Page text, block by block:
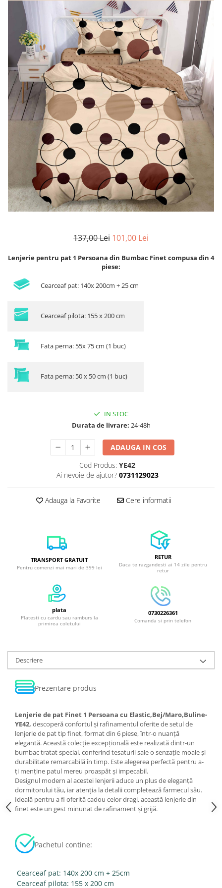
Lenjerii de pat Bumbac 100%
Lenjerii de pat Cocolino
Lenjerii de pat Finet + 2 Draperii
Lenjerii de pat Saten 4 piese cu
elastic
137,00 Lei 101,00 Lei
Lenjerie pentru pat 1 Persoana din Bumbac Finet compusa din 4
piese:
Cearceaf pat: 140x 200cm + 25 cm
Cearceaf pilota: 155 x 200 cm
Fata perna: 55x 75 cm (1 buc)
Fata perna: 50 x 50 cm (1 buc)
IN STOC
Durata de livrare: 24-48h
ADAUGA IN COS
Cod Produs: YE42
Ai nevoie de ajutor? 0731129023
Adauga la Favorite Cere informatii
TRANSPORT GRATUIT
Pentru comenzi mai mari de 399 lei
RETUR
Daca te razgandesti ai 14 zile pentru
retur
plata
Platesti cu cardu sau ramburs la
primirea coletului
0730226361
Comanda si prin telefon
Descriere
Prezentare produs
Lenjerie de pat Finet 1 Persoana cu Elastic,Bej/Maro,Buline-
YE42, descoperă confortul și rafinamentul oferite de setul de
lenjerie de pat tip finet, format din 6 piese, într-o nuanță
elegantă. Această colecție excepțională este realizată dintr-un
bumbac tratat special, conferind tesaturii sale o senzație moale și
durabilitate remarcabilă în timp. Este alegerea perfectă pentru a-
ți menține patul mereu proaspăt și impecabil.
Designul modern al acestei lenjerii aduce un plus de eleganță
dormitorului tău, iar atenția la detalii completează farmecul său.
Ideală pentru a fi oferită cadou celor dragi, această lenjerie din
finet este un gest minunat de rafinament și grijă.
Pachetul contine:
Cearceaf pat: 140x 200 cm + 25cm
Cearceaf pilota: 155 x 200 cm